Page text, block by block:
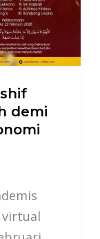
demi
virtual